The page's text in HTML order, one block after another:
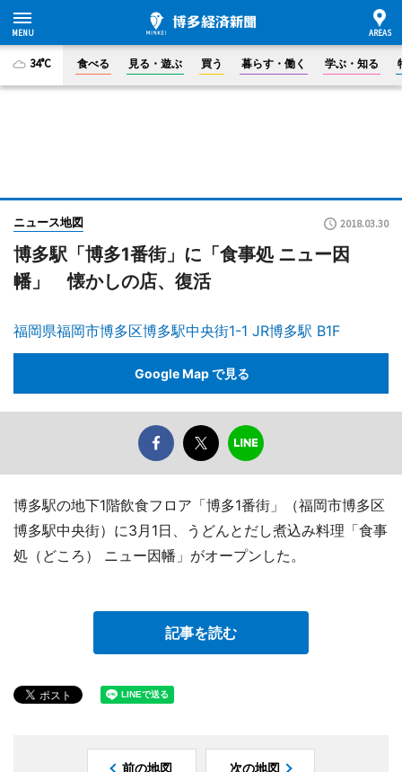
34°C 食べる 見る・遊ぶ 買う 暮らす・働く 学ぶ・知る
ニュース地図 2018.03.30
博多駅「博多1番街」に「食事処 ニュー因
幡」 懐かしの店、復活
福岡県福岡市博多区博多駅中央街1-1 JR博多駅 B1F
Google Map で見る
博多駅の地下1階飲食フロア「博多1番街」（福岡市博多区
博多駅中央街）に3月1日、うどんとだし煮込み料理「食事
処（どころ） ニュー因幡」がオープンした。
記事を読む
前の地図 次の地図